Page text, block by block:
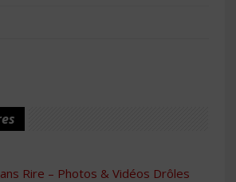
Rire – Photos & Vidéos Drôles